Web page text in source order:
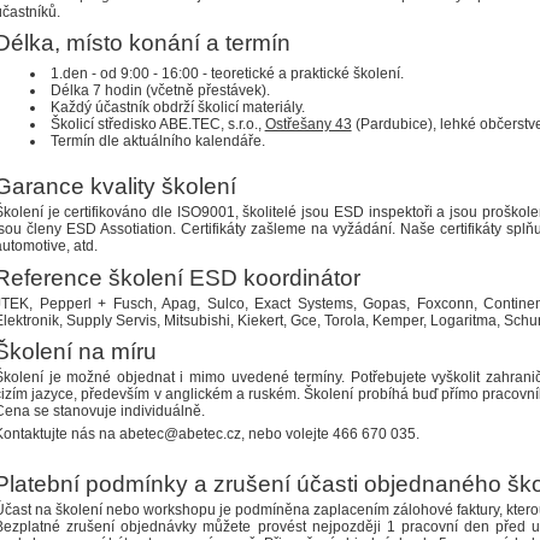
místo konání a termín
1.den - od 9:00 - 16:00 - teoretické a praktické školení.
Délka 7 hodin (včetně přestávek).
Každý účastník obdrží školicí materiály.
Školicí středisko ABE.TEC, s.r.o., Ostřešany 43 (Pardubice), lehké
Termín dle aktuálního kalendáře.
kvality školení
je certifikováno dle ISO9001, školitelé jsou ESD inspektoři a jsou
členy ESD Assotiation. Certifikáty zašleme na vyžádání. Naše certifikáty
atd.
školení ESD koordinátor
Pepperl + Fusch, Apag, Sulco, Exact Systems, Gopas, Foxconn,
Supply Servis, Mitsubishi, Kiekert, Gce, Torola, Kemper, Logaritma,
na míru
je možné objednat i mimo uvedené termíny. Potřebujete vyškolit
jazyce, především v anglickém a ruském. Školení probíhá buď přímo
se stanovuje individuálně.
nás na abetec@abetec.cz, nebo volejte 466 670 035.
podmínky a zrušení účasti objednaného
na školení nebo workshopu je podmíněna zaplacením zálohové faktury,
zrušení objednávky můžete provést nejpozději 1 pracovní den před